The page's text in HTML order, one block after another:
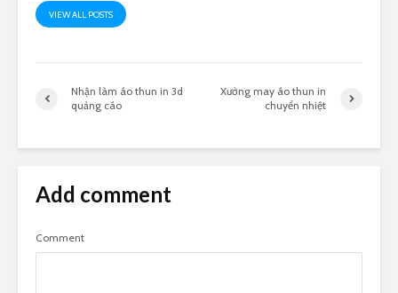
VIEW ALL POSTS
Nhận làm áo thun in 3d
quảng cáo
Xưởng may áo thun in
chuyển nhiệt
Add comment
Comment